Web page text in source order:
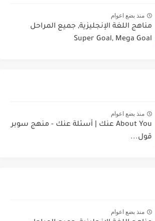
منذ بضع اعوام
مناهج اللغة الإنجليزية, جميع المراحل
Super Goal, Mega Goal
منذ بضع اعوام
About You عنك | أسئلة عنك - منهج سوبر
قول...
منذ بضع اعوام